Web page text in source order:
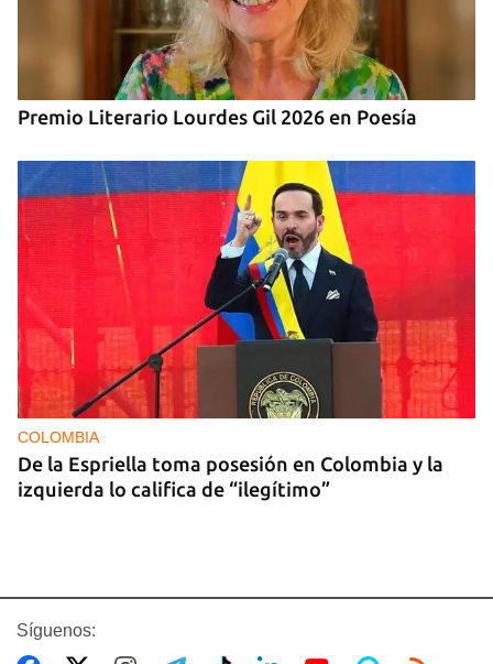
Premio Literario Lourdes Gil 2026 en Poesía
COLOMBIA
De la Espriella toma posesión en Colombia y la
izquierda lo califica de “ilegítimo”
Síguenos: